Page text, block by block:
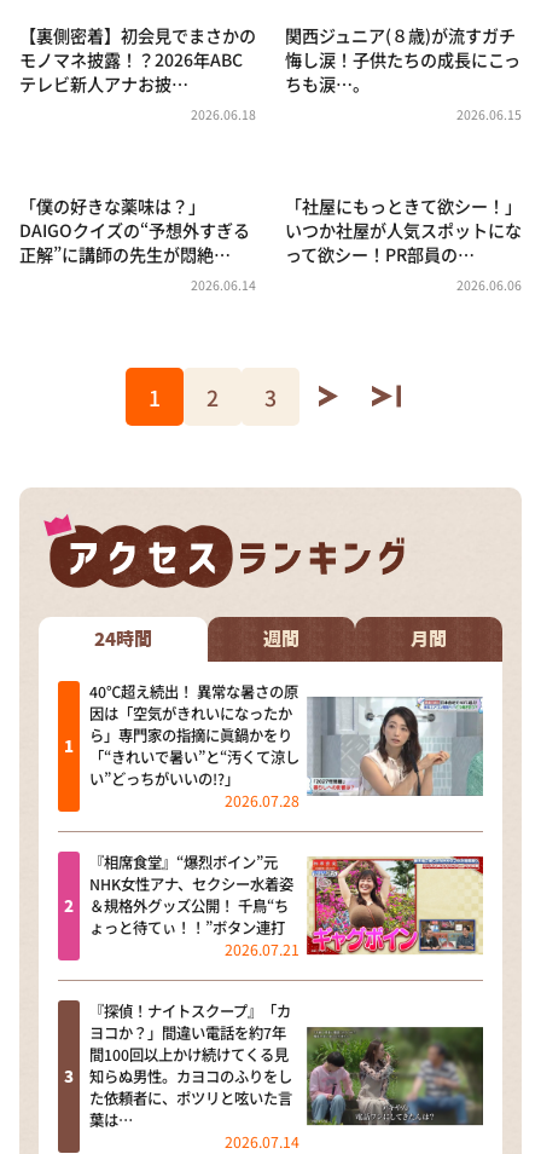
【裏側密着】初会見でまさかの
モノマネ披露！？2026年ABC
テレビ新人アナお披…
2026.06.18
関西ジュニア(８歳)が流すガチ
悔し涙！子供たちの成長にこっ
ちも涙…。
2026.06.15
「僕の好きな薬味は？」
DAIGOクイズの“予想外すぎる
正解”に講師の先生が悶絶…
2026.06.14
「社屋にもっときて欲シー！」
いつか社屋が人気スポットにな
って欲シー！PR部員の…
2026.06.06
1 2 3
24時間 週間 月間
40℃超え続出！ 異常な暑さの原
因は「空気がきれいになったか
ら」専門家の指摘に眞鍋かをり
「“きれいで暑い”と“汚くて涼し
い”どっちがいいの!?」
2026.07.28
『相席食堂』“爆烈ボイン”元
NHK女性アナ、セクシー水着姿
＆規格外グッズ公開！ 千鳥“ち
ょっと待てぃ！！”ボタン連打
2026.07.21
『探偵！ナイトスクープ』「カ
ヨコか？」間違い電話を約7年
間100回以上かけ続けてくる見
知らぬ男性。カヨコのふりをし
た依頼者に、ポツリと呟いた言
葉は…
2026.07.14